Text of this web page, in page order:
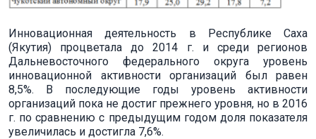
Инновационная деятельность в Республике Саха
(Якутия) процветала до 2014 г. и среди регионов
Дальневосточного федерального округа уровень
инновационной активности организаций был равен
8,5%. В последующие годы уровень активности
организаций пока не достиг прежнего уровня, но в 2016
г. по сравнению с предыдущим годом доля показателя
увеличилась и достигла 7,6%.